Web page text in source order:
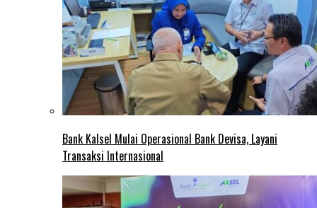
Bank Kalsel Mulai Operasional Bank Devisa, Layani
Transaksi Internasional